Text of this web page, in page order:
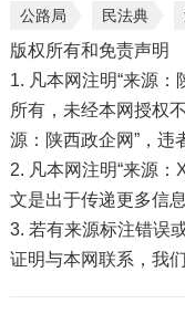
公路局 民法典
版权所有和免责声明
1. 凡本网注明“来源：
所有，未经本网授权
源：陕西政企网”，违
2. 凡本网注明“来源
文是出于传递更多信息
3. 若有来源标注错误
证明与本网联系，我